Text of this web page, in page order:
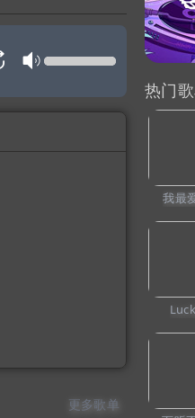
更多歌单
热门
我最